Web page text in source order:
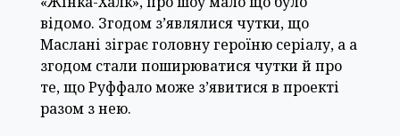
відомо. Згодом з’являлися чутки, що
Маслані зіграє головну героїню серіалу, а а
згодом стали поширюватися чутки й про
те, що Руффало може з’явитися в проекті
разом з нею.